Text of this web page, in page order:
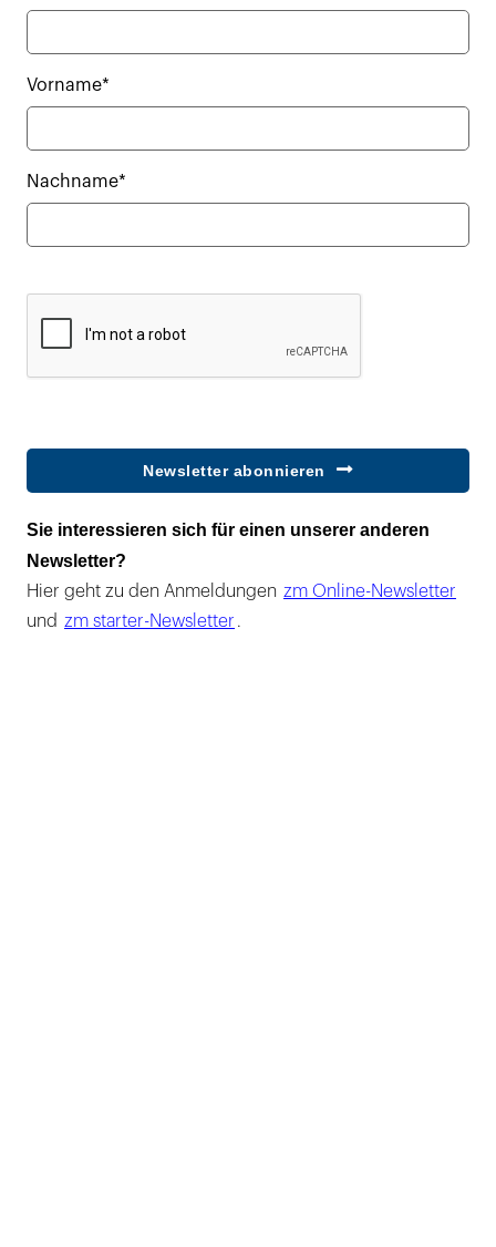
Vorname*
Nachname*
Newsletter abonnieren
Sie interessieren sich für einen unserer anderen
Newsletter?
Hier geht zu den Anmeldungen zm Online-Newsletter
und zm starter-Newsletter .